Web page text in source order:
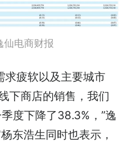
仙电商财报
求疲软以及主要城市
下商店的销售，我们
度下降了38.3%，”逸
东浩生同时也表示，